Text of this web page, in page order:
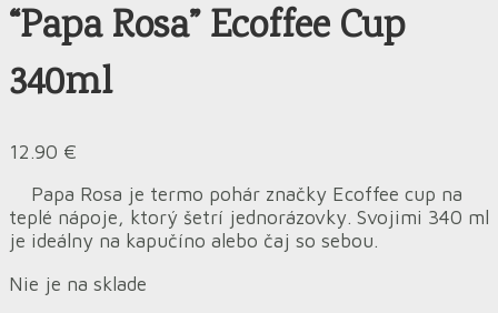
“Papa Rosa” Ecoffee Cup
340ml
12.90 €
Papa Rosa je termo pohár značky Ecoffee cup na
teplé nápoje, ktorý šetrí jednorázovky. Svojimi 340 ml
je ideálny na kapučíno alebo čaj so sebou.
Nie je na sklade